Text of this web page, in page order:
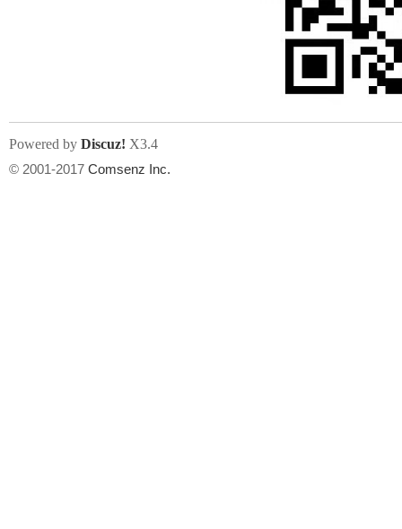
Powered by Discuz! X3.4
© 2001-2017 Comsenz Inc.